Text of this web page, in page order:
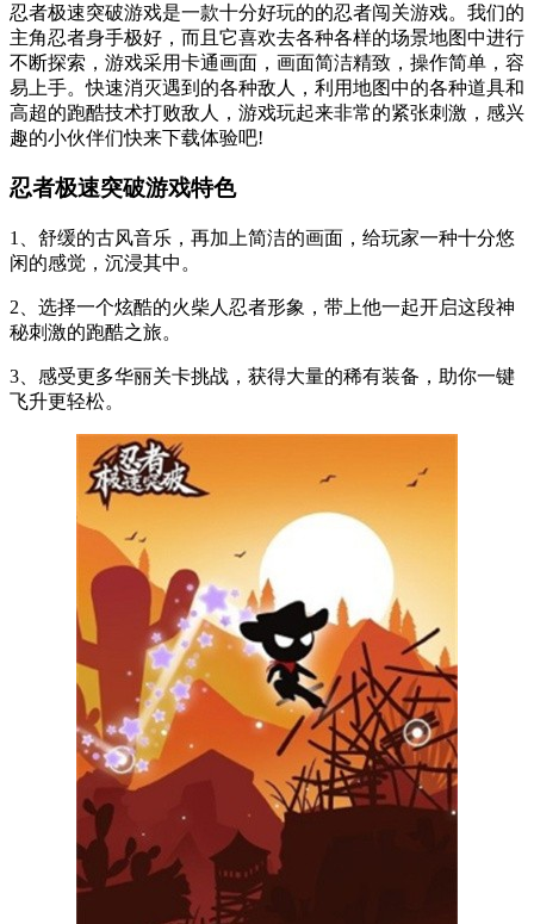
忍者极速突破游戏是一款十分好玩的的忍者闯关游戏。我们的
主角忍者身手极好，而且它喜欢去各种各样的场景地图中进行
不断探索，游戏采用卡通画面，画面简洁精致，操作简单，容
易上手。快速消灭遇到的各种敌人，利用地图中的各种道具和
高超的跑酷技术打败敌人，游戏玩起来非常的紧张刺激，感兴
趣的小伙伴们快来下载体验吧!
忍者极速突破游戏特色
1、舒缓的古风音乐，再加上简洁的画面，给玩家一种十分悠
闲的感觉，沉浸其中。
2、选择一个炫酷的火柴人忍者形象，带上他一起开启这段神
秘刺激的跑酷之旅。
3、感受更多华丽关卡挑战，获得大量的稀有装备，助你一键
飞升更轻松。